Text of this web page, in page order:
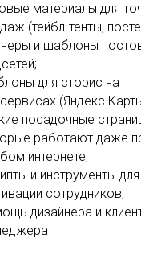
материалы для
(тейбл-тенты,
и шаблоны
для сторис на
(Яндекс
посадочные
работают даже
интернете;
и инструменты для
сотрудников;
дизайнера и